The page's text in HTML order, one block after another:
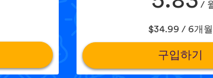
/
$34.99 / 6개월
구입하기